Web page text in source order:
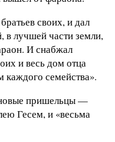
своих, и дал
в лучшей части земли,
И снабжал
и весь дом отца
каждого семейства».
пришельцы —
Гесем, и «весьма